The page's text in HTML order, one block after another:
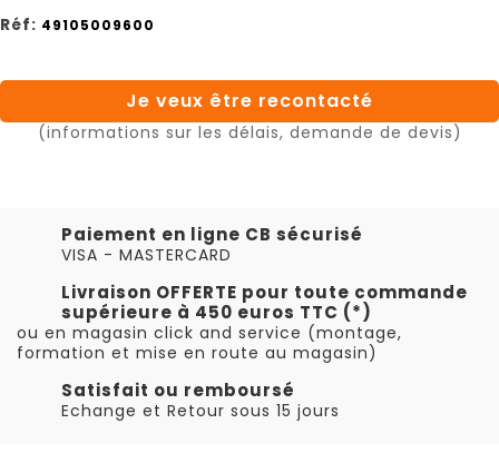
Réf: 49105009600
Je veux être recontacté
(informations sur les délais, demande de devis)
Paiement en ligne CB sécurisé
VISA - MASTERCARD
Livraison OFFERTE pour toute commande
supérieure à 450 euros TTC (*)
ou en magasin click and service (montage,
formation et mise en route au magasin)
Satisfait ou remboursé
Echange et Retour sous 15 jours